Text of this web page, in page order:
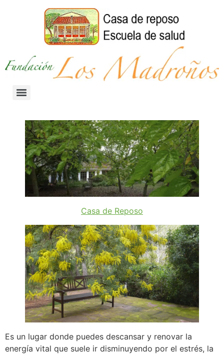
Casa de Reposo
Es un lugar donde puedes descansar y renovar la
energía vital que suele ir disminuyendo por el estrés, la